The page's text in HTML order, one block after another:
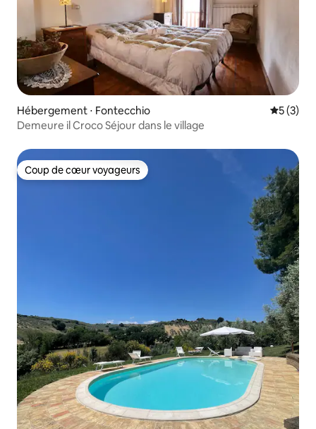
Hébergement ⋅ Fontecchio
5 (3)
Demeure il Croco Séjour dans le village
Coup de cœur voyageurs
Coup de cœur voyageurs